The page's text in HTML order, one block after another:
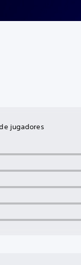
jugadores